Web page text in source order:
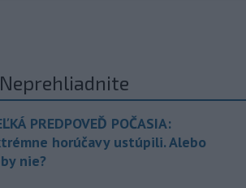
Neprehliadnite
PREDPOVEĎ POČASIA:
horúčavy ustúpili. Alebo
nie?